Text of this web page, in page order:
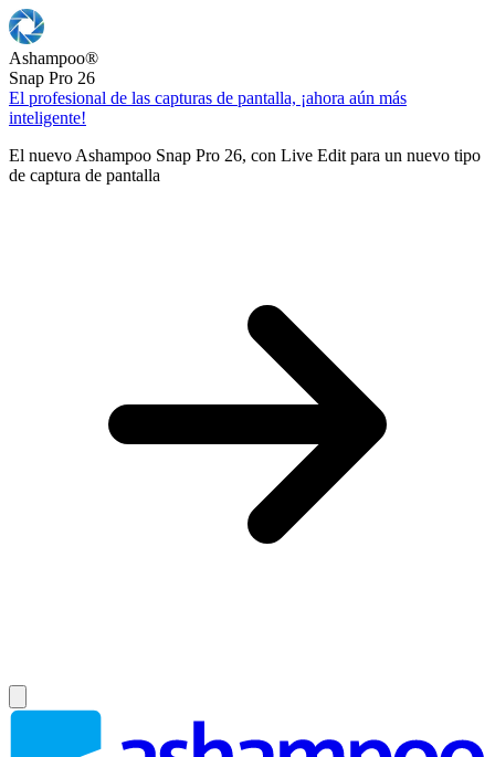
Ashampoo®
Snap Pro 26
El profesional de las capturas de pantalla, ¡ahora aún más
inteligente!
El nuevo Ashampoo Snap Pro 26, con Live Edit para un nuevo tipo
de captura de pantalla